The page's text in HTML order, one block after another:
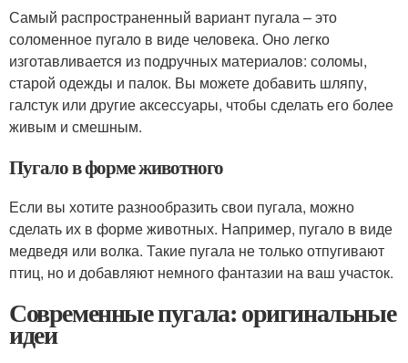
Самый распространенный вариант пугала – это
соломенное пугало в виде человека. Оно легко
изготавливается из подручных материалов: соломы,
старой одежды и палок. Вы можете добавить шляпу,
галстук или другие аксессуары, чтобы сделать его более
живым и смешным.
Пугало в форме животного
Если вы хотите разнообразить свои пугала, можно
сделать их в форме животных. Например, пугало в виде
медведя или волка. Такие пугала не только отпугивают
птиц, но и добавляют немного фантазии на ваш участок.
Современные пугала: оригинальные
идеи